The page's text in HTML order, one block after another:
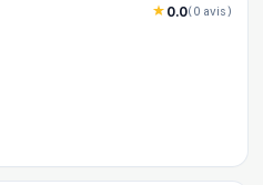
0.0(0 avis)